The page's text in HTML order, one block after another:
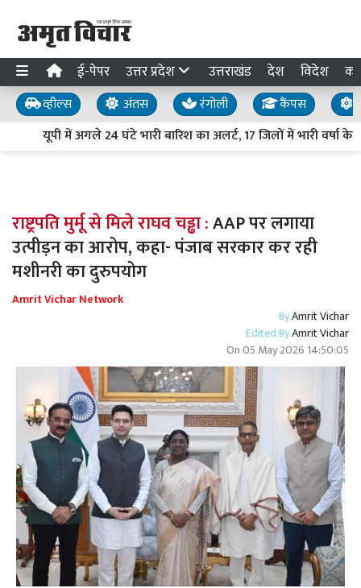
ई-पेपर उत्तर प्रदेश उत्तराखंड देश विदेश
व्हील्स अंतस रंगोली कैंपस
यूपी में अगले 24 घंटे भारी बारिश का अलर्ट, 17 जिलों में भारी वर्षा
राष्ट्रपति मुर्मू से मिले राघव चड्ढा :AAP पर लगाया
उत्पीड़न का आरोप, कहा- पंजाब सरकार कर रही
मशीनरी का दुरुपयोग
Amrit Vichar Network
ByAmrit Vichar
Edited ByAmrit Vichar
On05 May 2026 14:50:05